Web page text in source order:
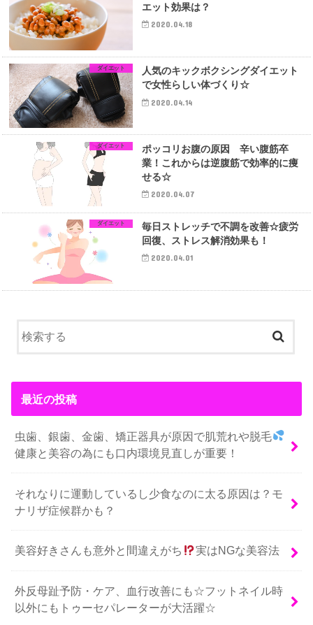
エット効果は？
2020.04.18
ダイエット
人気のキックボクシングダイエット
で女性らしい体づくり☆
2020.04.14
ダイエット
ポッコリお腹の原因 辛い腹筋卒
業！これからは逆腹筋で効率的に痩
せる☆
2020.04.07
ダイエット
毎日ストレッチで不調を改善☆疲労
回復、ストレス解消効果も！
2020.04.01
最近の投稿
虫歯、銀歯、金歯、矯正器具が原因で肌荒れや脱毛
健康と美容の為にも口内環境見直しが重要！
それなりに運動しているし少食なのに太る原因は？モ
ナリザ症候群かも？
美容好きさんも意外と間違えがち 実はNGな美容法
外反母趾予防・ケア、血行改善にも☆フットネイル時
以外にもトゥーセパレーターが大活躍☆